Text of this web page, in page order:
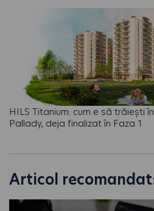
HILS Titanium: cum e să trăiești
Pallady, deja finalizat în Faza 1
Articol